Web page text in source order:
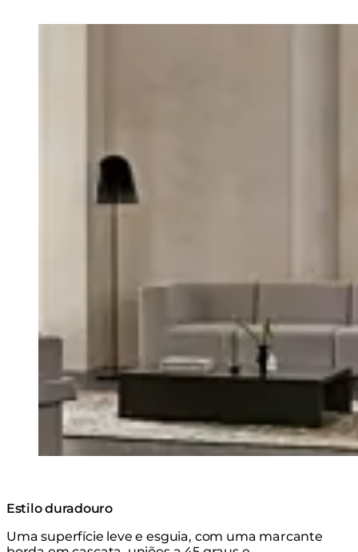
Estilo duradouro
Uma superfície leve e esguia, com uma marcante